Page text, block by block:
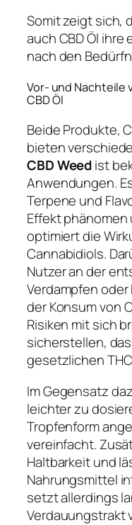
Somit zeigt sich,
auch CBD Öl
nach den
Vor- und Nachteile
CBD Öl
Beide Produkte,
bieten
CBD Weedist
Anwendungen.
Terpene und
Effekt
optimiert die
Cannabidiols.
Nutzer an der
Verdampfen
der Konsum von
Risiken mit sich
sicherstellen,
gesetzlichen
Im Gegensatz
leichter zu
Tropfenform
vereinfacht.
Haltbarkeit und
Nahrungsmittel
setzt allerdings
Verdauungstrakt